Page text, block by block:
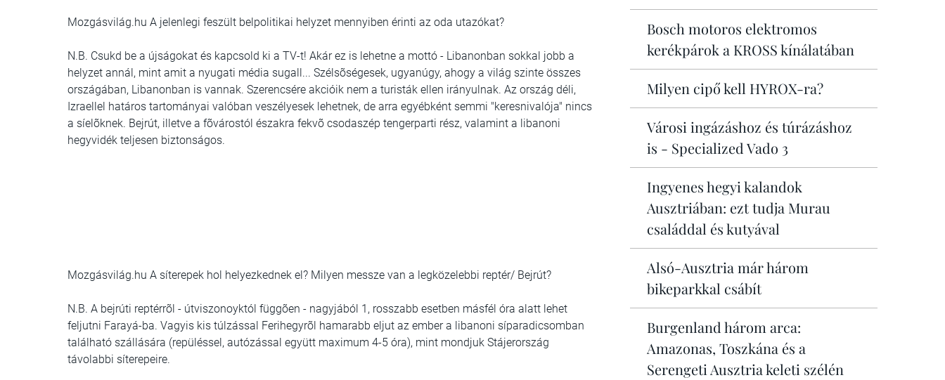
Mozgásvilág.hu A jelenlegi feszült belpolitikai helyzet mennyiben érinti az oda utazókat?
N.B. Csukd be a újságokat és kapcsold ki a TV-t! Akár ez is lehetne a mottó - Libanonban sokkal jobb a
helyzet annál, mint amit a nyugati média sugall... Szélsõségesek, ugyanúgy, ahogy a világ szinte összes
országában, Libanonban is vannak. Szerencsére akcióik nem a turisták ellen irányulnak. Az ország déli,
Izraellel határos tartományai valóban veszélyesek lehetnek, de arra egyébként semmi "keresnivalója" nincs
a síelõknek. Bejrút, illetve a fõvárostól északra fekvõ csodaszép tengerparti rész, valamint a libanoni
hegyvidék teljesen biztonságos.
Mozgásvilág.hu A síterepek hol helyezkednek el? Milyen messze van a legközelebbi reptér/ Bejrút?
N.B. A bejrúti reptérrõl - útviszonoyktól függõen - nagyjából 1, rosszabb esetben másfél óra alatt lehet
feljutni Farayá-ba. Vagyis kis túlzással Ferihegyrõl hamarabb eljut az ember a libanoni síparadicsomban
található szállására (repüléssel, autózással együtt maximum 4-5 óra), mint mondjuk Stájerország
távolabbi síterepeire.
Bosch motoros elektromos
kerékpárok a KROSS kínálatában
Milyen cipő kell HYROX-ra?
Városi ingázáshoz és túrázáshoz
is - Specialized Vado 3
Ingyenes hegyi kalandok
Ausztriában: ezt tudja Murau
családdal és kutyával
Alsó-Ausztria már három
bikeparkkal csábít
Burgenland három arca:
Amazonas, Toszkána és a
Serengeti Ausztria keleti szélén